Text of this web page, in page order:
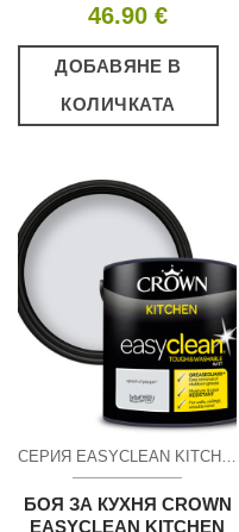
46.90 €
ДОБАВЯНЕ В
КОЛИЧКАТА
СЕРИЯ EASYCLEAN KITCHEN ПОЧИСТВАЩ СЕ МАТ
БОЯ ЗА КУХНЯ CROWN
EASYCLEAN KITCHEN